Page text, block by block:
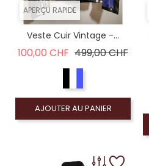
APERÇU RAPIDE
Veste Cuir Vintage -...
100,00 CHF Prix de base
499,00 CHFPrix
AJOUTER AU PANIER